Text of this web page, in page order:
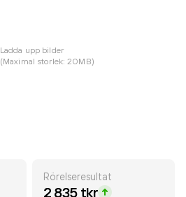
Ladda upp bilder
(Maximal storlek: 20MB)
Rörelseresultat
2 835 tkr